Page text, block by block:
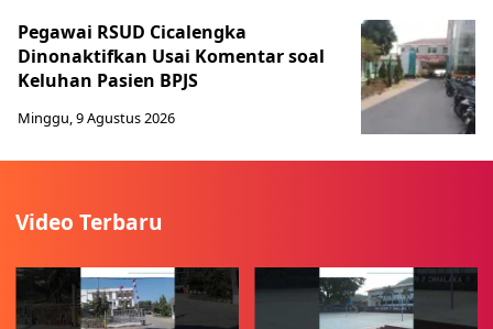
Pegawai RSUD Cicalengka
Dinonaktifkan Usai Komentar soal
Keluhan Pasien BPJS
Minggu, 9 Agustus 2026
Video Terbaru